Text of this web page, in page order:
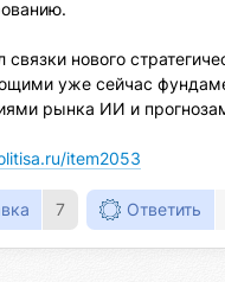
связки нового
уже сейчас
рынка ИИ и
item2053
7 Ответить